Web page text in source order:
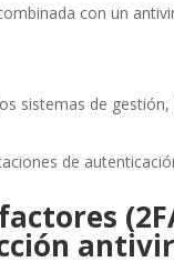
con un
sistemas de
de